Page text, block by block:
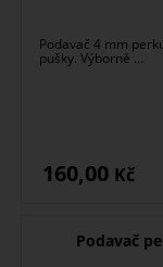
Podavač 4 mm
pušky. Výborně ...
160,00 Kč
Podavač